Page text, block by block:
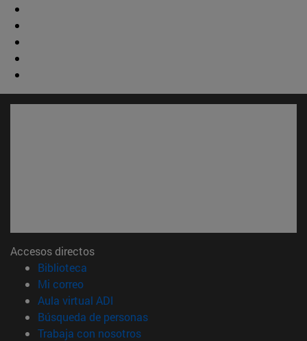
Accesos directos
Biblioteca
Mi correo(abre en nueva ventana)
Aula virtual ADI
Búsqueda de personas(abre en nueva ventana)
Trabaja con nosotros(abre en nueva ventana)